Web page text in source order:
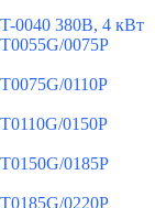
0040 380В, 4 кВт
0075P
0110P
0150P
0185P
0220P